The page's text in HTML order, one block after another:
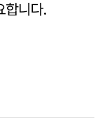
합니다.